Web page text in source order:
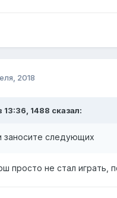
2018
13:36, 1488 сказал:
заносите следующих
просто не стал играть,